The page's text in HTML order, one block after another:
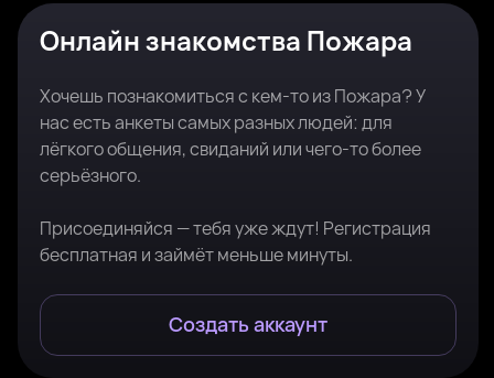
Онлайн знакомства Пожара
Хочешь познакомиться с кем-то из Пожара? У
нас есть анкеты самых разных людей: для
лёгкого общения, свиданий или чего-то более
серьёзного.
Присоединяйся — тебя уже ждут! Регистрация
бесплатная и займёт меньше минуты.
Создать аккаунт